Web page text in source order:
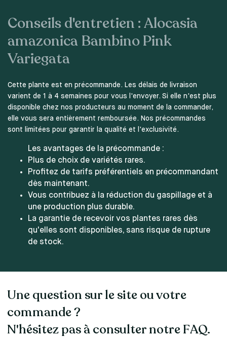
Conseils d'entretien : Alocasia
amazonica Bambino Pink
Variegata
Cette plante est en précommande. Les délais de livraison
varient de 1 à 4 semaines pour vous l'envoyer. Si elle n'est plus
disponible chez nos producteurs au moment de la commander,
elle vous sera entièrement remboursée. Nos précommandes
sont limitées pour garantir la qualité et l'exclusivité.
Les avantages de la précommande :
Plus de choix de variétés rares.
Profitez de tarifs préférentiels en précommandant
dès maintenant.
Vous contribuez à la réduction du gaspillage et à
une production plus durable.
La garantie de recevoir vos plantes rares dès
qu'elles sont disponibles, sans risque de rupture
de stock.
Une question sur le site ou votre
commande ?
N'hésitez pas à consulter notre FAQ.